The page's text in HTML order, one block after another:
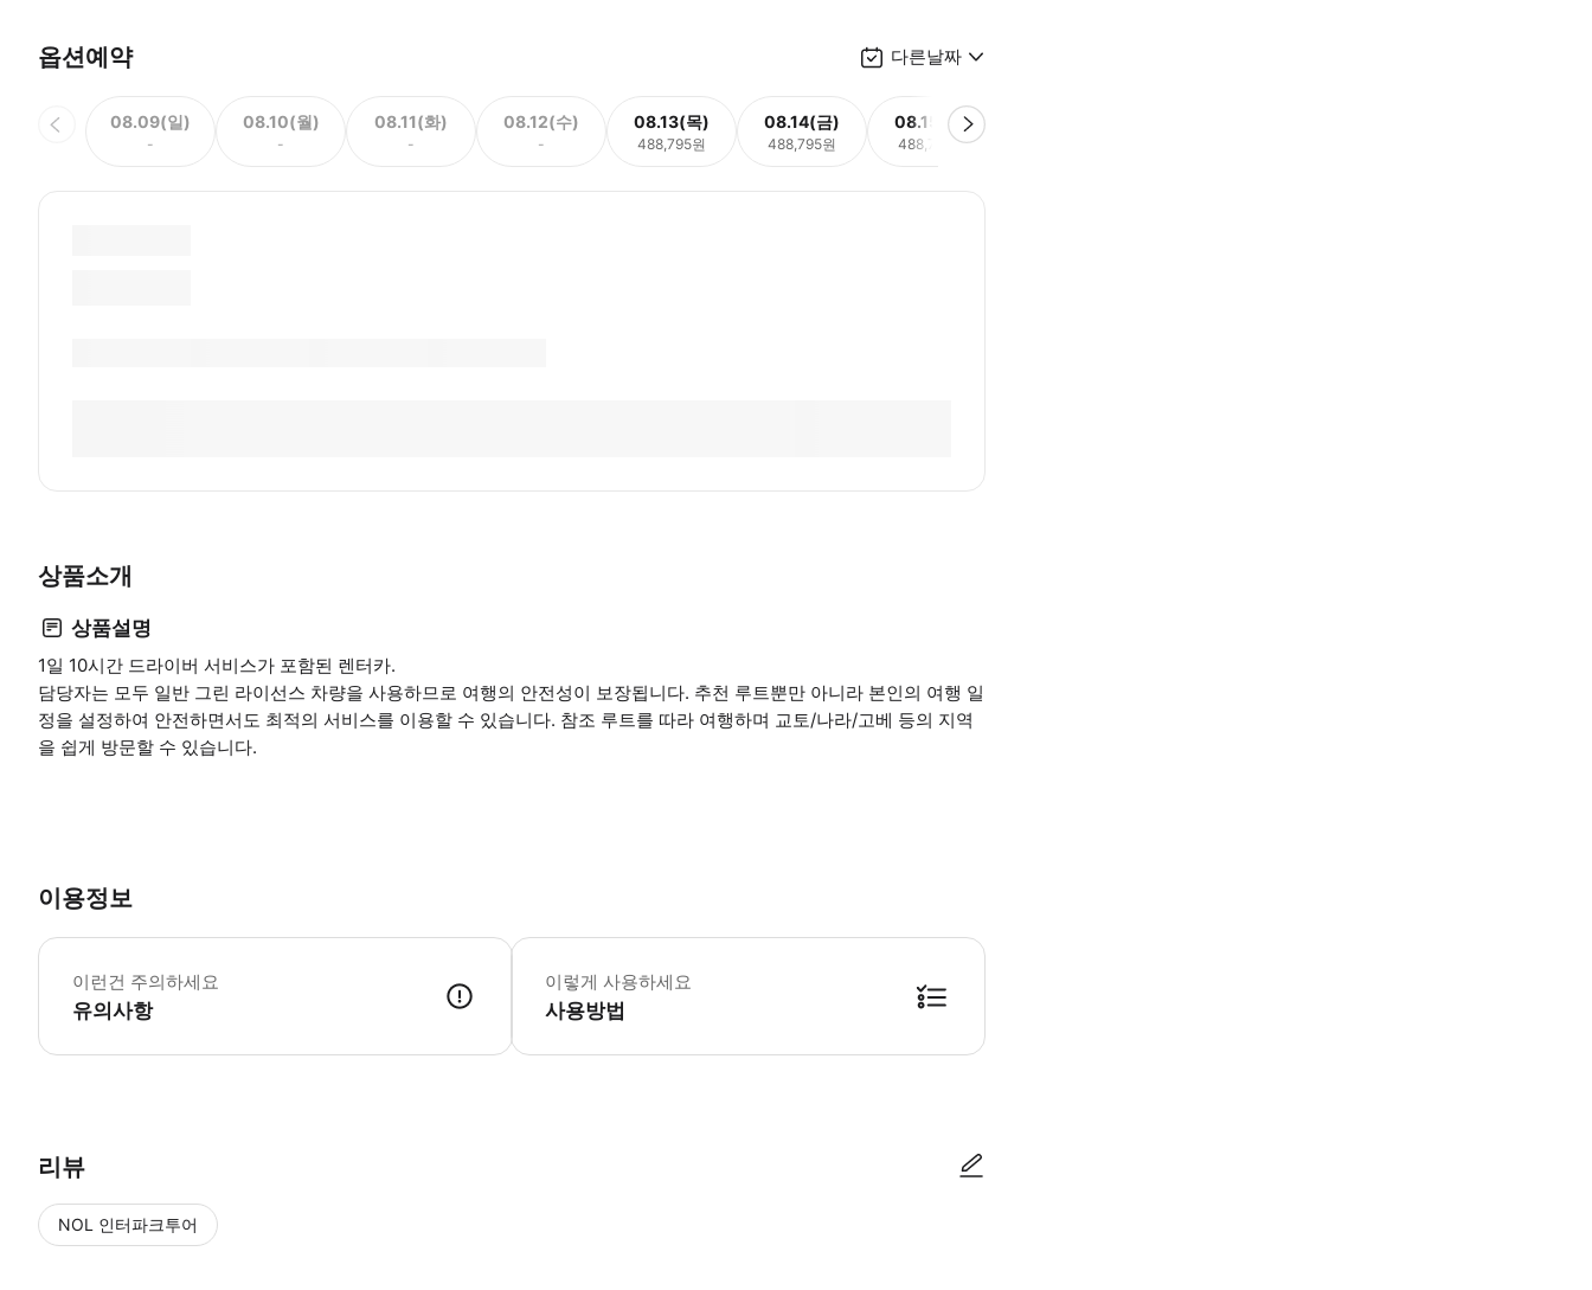
옵션예약 다른날짜
08.09(일)
-
08.10(월)
-
08.11(화)
-
08.12(수)
-
08.13(목)
488,795원
08.14(금)
488,795원
08.15(토)
488,795원
상품소개
상품설명
1일 10시간 드라이버 서비스가 포함된 렌터카.
담당자는 모두 일반 그린 라이선스 차량을 사용하므로 여행의 안전성이 보장됩니다. 추천 루트뿐만 아니라 본인의 여행 일
정을 설정하여 안전하면서도 최적의 서비스를 이용할 수 있습니다. 참조 루트를 따라 여행하며 교토/나라/고베 등의 지역
을 쉽게 방문할 수 있습니다.
이용정보
이런건 주의하세요
유의사항
이렇게 사용하세요
사용방법
리뷰
NOL 인터파크투어